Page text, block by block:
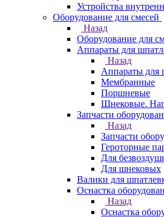
Устройства
Оборудование для смесей
Назад
Оборудование для
Аппараты для
Назад
Аппараты для
Мембранные
Поршневые
Шнековые.
Запчасти
Назад
Запчасти
Героторные
Для
Для шнековых
Валики для
Оснастка
Назад
Оснастка